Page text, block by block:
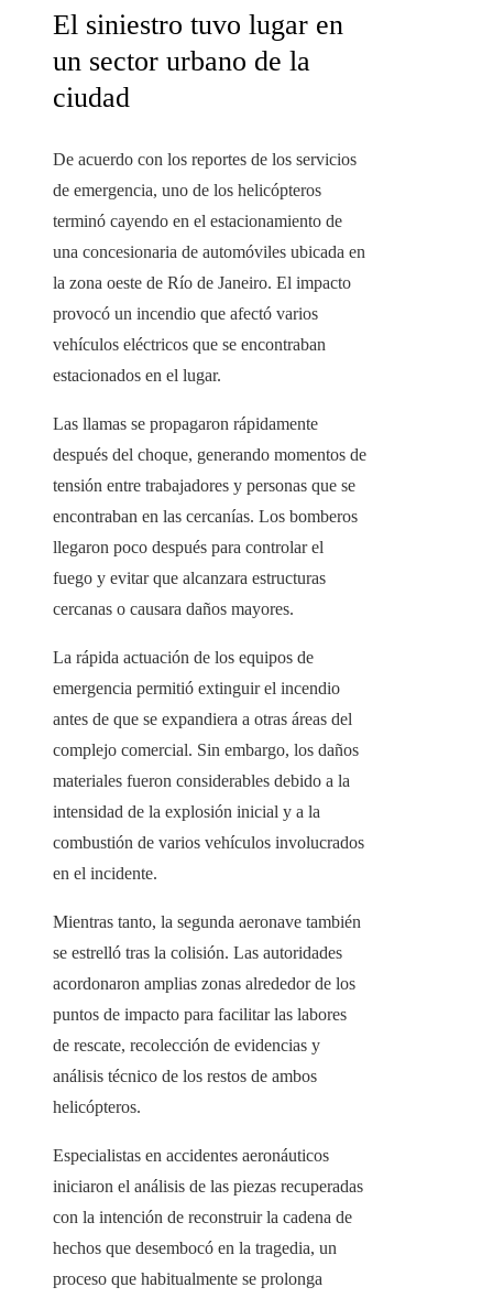
El siniestro tuvo lugar en
un sector urbano de la
ciudad
De acuerdo con los reportes de los servicios
de emergencia, uno de los helicópteros
terminó cayendo en el estacionamiento de
una concesionaria de automóviles ubicada en
la zona oeste de Río de Janeiro. El impacto
provocó un incendio que afectó varios
vehículos eléctricos que se encontraban
estacionados en el lugar.
Las llamas se propagaron rápidamente
después del choque, generando momentos de
tensión entre trabajadores y personas que se
encontraban en las cercanías. Los bomberos
llegaron poco después para controlar el
fuego y evitar que alcanzara estructuras
cercanas o causara daños mayores.
La rápida actuación de los equipos de
emergencia permitió extinguir el incendio
antes de que se expandiera a otras áreas del
complejo comercial. Sin embargo, los daños
materiales fueron considerables debido a la
intensidad de la explosión inicial y a la
combustión de varios vehículos involucrados
en el incidente.
Mientras tanto, la segunda aeronave también
se estrelló tras la colisión. Las autoridades
acordonaron amplias zonas alrededor de los
puntos de impacto para facilitar las labores
de rescate, recolección de evidencias y
análisis técnico de los restos de ambos
helicópteros.
Especialistas en accidentes aeronáuticos
iniciaron el análisis de las piezas recuperadas
con la intención de reconstruir la cadena de
hechos que desembocó en la tragedia, un
proceso que habitualmente se prolonga